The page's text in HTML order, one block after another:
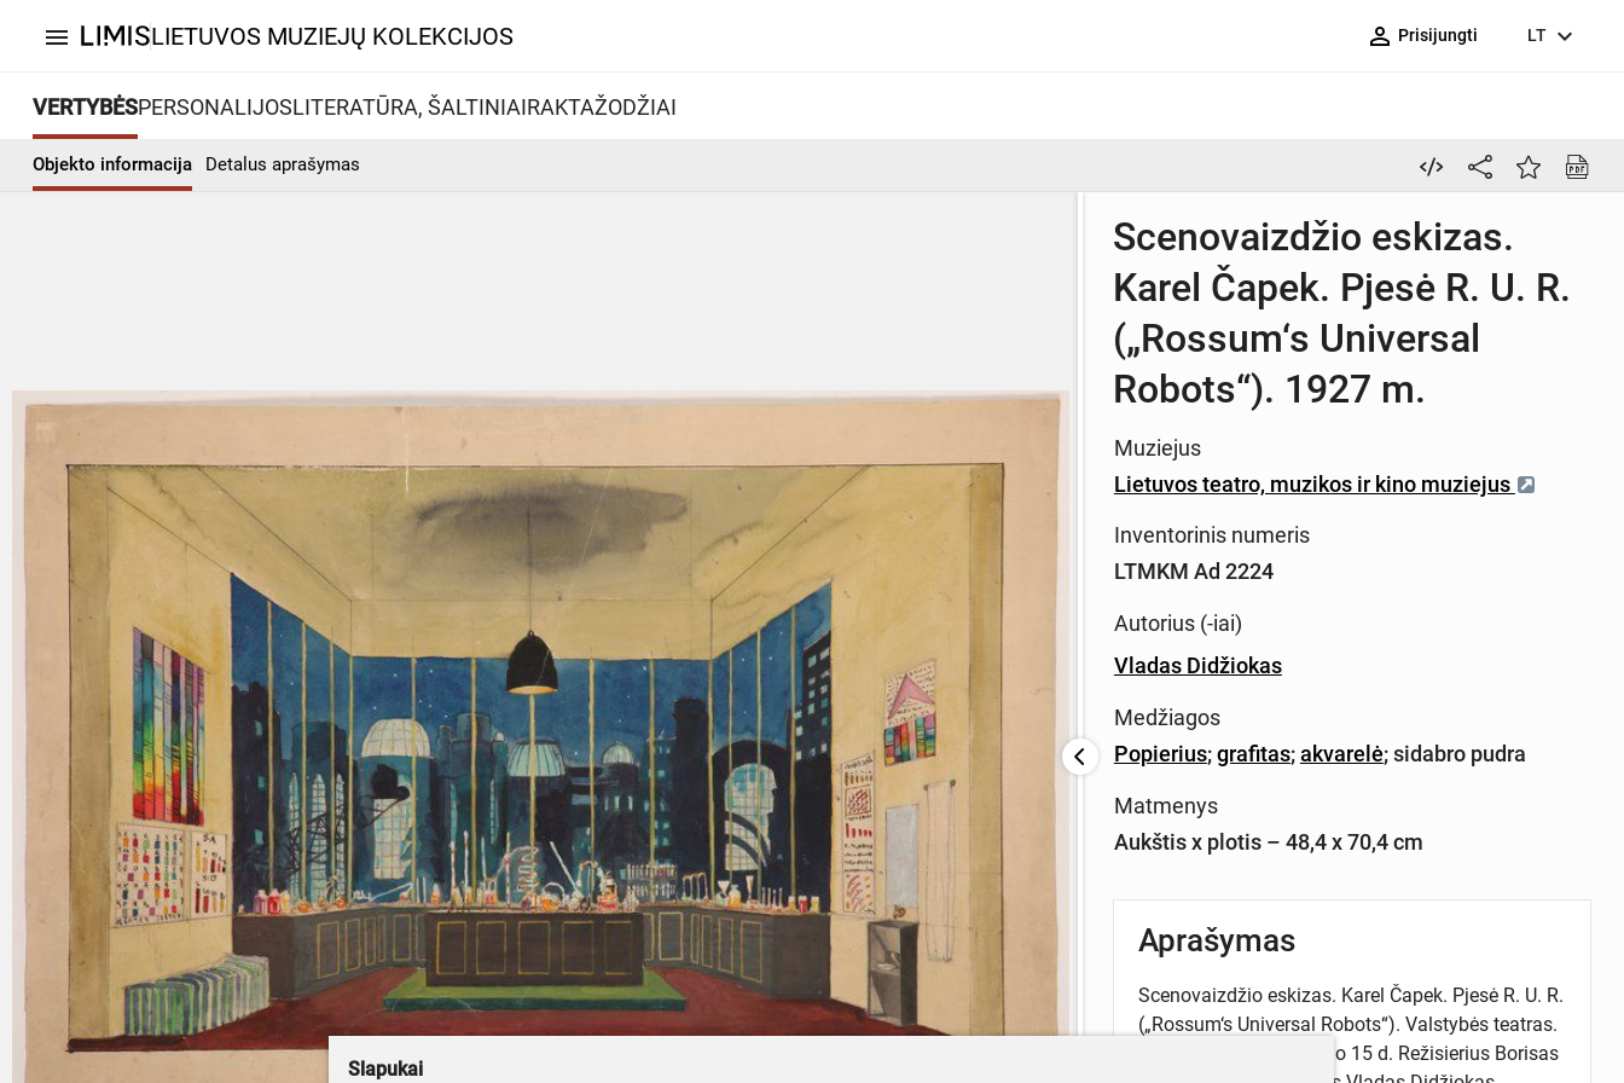
menu LIETUVOS MUZIEJŲ KOLEKCIJOS person_outline Prisijungti LT expand_more
VERTYBĖSPERSONALIJOSLITERATŪRA, ŠALTINIAIRAKTAŽODŽIAI
Objekto informacija Detalus aprašymas
Scenovaizdžio eskizas.
Karel Čapek. Pjesė R. U. R.
(„Rossum‘s Universal
Robots“). 1927 m.
Muziejus
Lietuvos teatro, muzikos ir kino muziejus
Inventorinis numeris
LTMKM Ad 2224
Autorius (-iai)
Vladas Didžiokas
Medžiagos
Popierius;grafitas;akvarelė;sidabro pudra
Matmenys
Aukštis x plotis – 48,4 x 70,4 cm
Aprašymas
Scenovaizdžio eskizas. Karel Čapek. Pjesė R. U. R.
(„Rossum‘s Universal Robots“). Valstybės teatras.
Premjera 1927 m. spalio 15 d. Režisierius Borisas
Slapukai